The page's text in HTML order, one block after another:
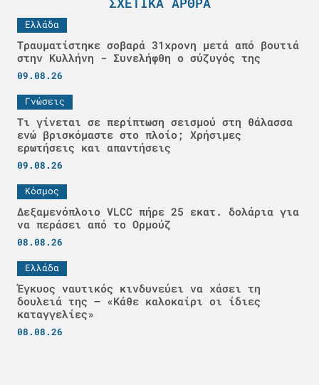
Ελλάδα
Τραυματίστηκε σοβαρά 31χρονη μετά από βουτιά
στην Κυλλήνη - Συνελήφθη ο σύζυγός της
09.08.26
Γνώσεις
Τι γίνεται σε περίπτωση σεισμού στη θάλασσα
ενώ βρισκόμαστε στο πλοίο; Χρήσιμες
ερωτήσεις και απαντήσεις
09.08.26
Κόσμος
Δεξαμενόπλοιο VLCC πήρε 25 εκατ. δολάρια για
να περάσει από το Ορμούζ
08.08.26
Ελλάδα
Έγκυος ναυτικός κινδυνεύει να χάσει τη
δουλειά της – «Κάθε καλοκαίρι οι ίδιες
καταγγελίες»
08.08.26